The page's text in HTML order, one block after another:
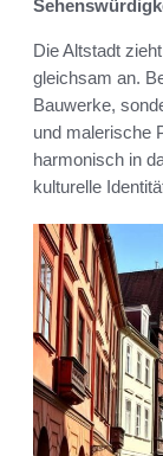
Die Altstadt
gleichsam an.
Bauwerke,
und malerische
harmonisch in
kulturelle